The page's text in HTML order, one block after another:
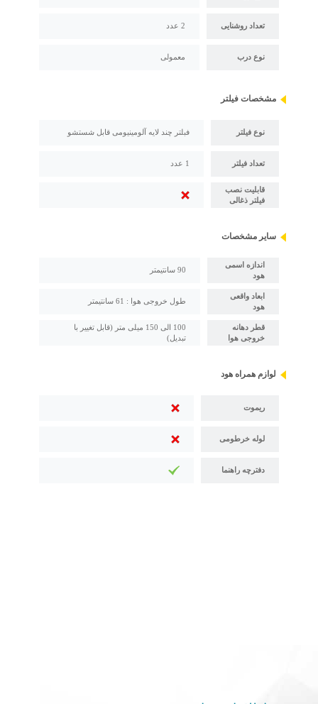
تعداد روشنایی 2 عدد
نوع درب معمولی
مشخصات فیلتر
نوع فیلتر فبلتر چند لایه آلومینیومی قابل شستشو
تعداد فیلتر 1 عدد
قابلیت نصب
فیلتر ذغالی
سایر مشخصات
اندازه اسمی
هود
90 سانتیمتر
ابعاد واقعی
هود
طول خروجی هوا : 61 سانتیمتر
قطر دهانه
خروجی هوا
100 الی 150 میلی متر (قابل تغییر با
تبدیل)
لوازم همراه هود
ریموت
لوله خرطومی
دفترچه راهنما